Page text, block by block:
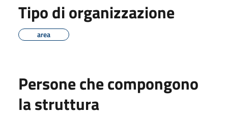
Tipo di organizzazione
area
Persone che compongono
la struttura